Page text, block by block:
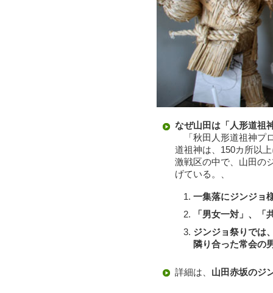
なぜ山田は「人形道祖
「秋田人形道祖神プ
道祖神は、150カ所以
激戦区の中で、山田の
げている。、
一集落にジンジョ
「男女一対」、
ジンジョ祭りでは
隣り合った常会の
詳細は、 山田赤坂のジ